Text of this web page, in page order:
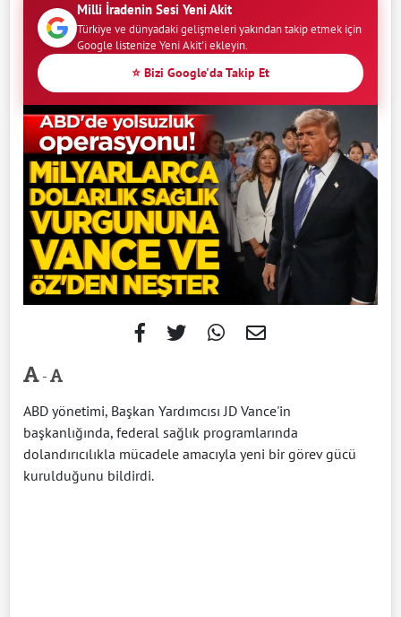
Milli İradenin Sesi Yeni Akit
Türkiye ve dünyadaki gelişmeleri yakından takip etmek için
Google listenize Yeni Akit'i ekleyin.
⭐ Bizi Google'da Takip Et
-
ABD yönetimi, Başkan Yardımcısı JD Vance'in
başkanlığında, federal sağlık programlarında
dolandırıcılıkla mücadele amacıyla yeni bir görev gücü
kurulduğunu bildirdi.